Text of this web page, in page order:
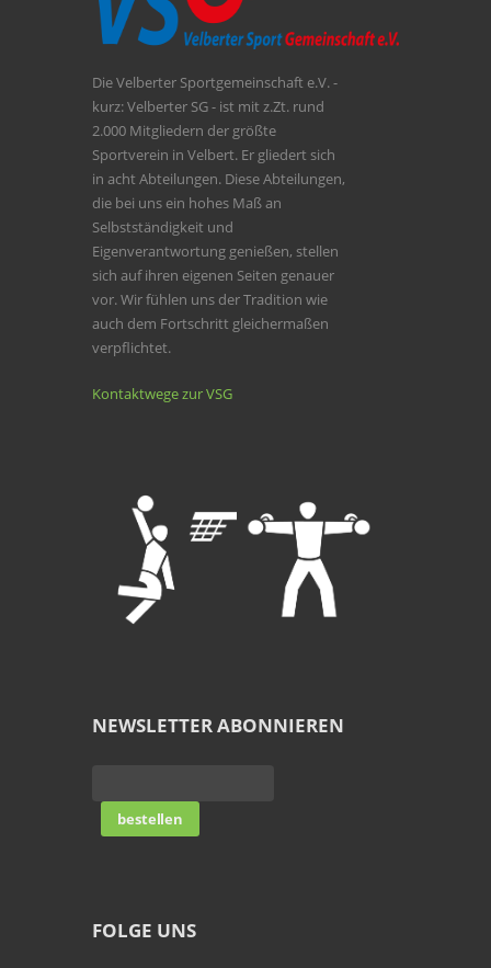
Die Velberter Sportgemeinschaft e.V. -
kurz: Velberter SG - ist mit z.Zt. rund
2.000 Mitgliedern der größte
Sportverein in Velbert. Er gliedert sich
in acht Abteilungen. Diese Abteilungen,
die bei uns ein hohes Maß an
Selbstständigkeit und
Eigenverantwortung genießen, stellen
sich auf ihren eigenen Seiten genauer
vor. Wir fühlen uns der Tradition wie
auch dem Fortschritt gleichermaßen
verpflichtet.
Kontaktwege zur VSG
NEWSLETTER ABONNIEREN
FOLGE UNS